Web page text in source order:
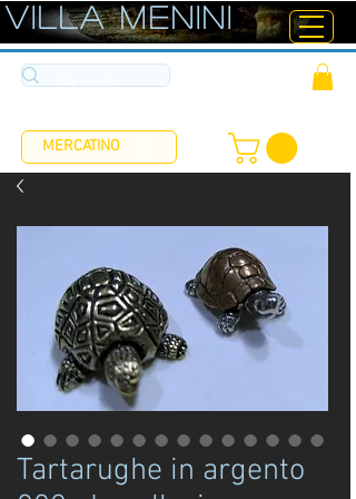
ViLLA MENINI
Tartarughe in argento
MERCATINO